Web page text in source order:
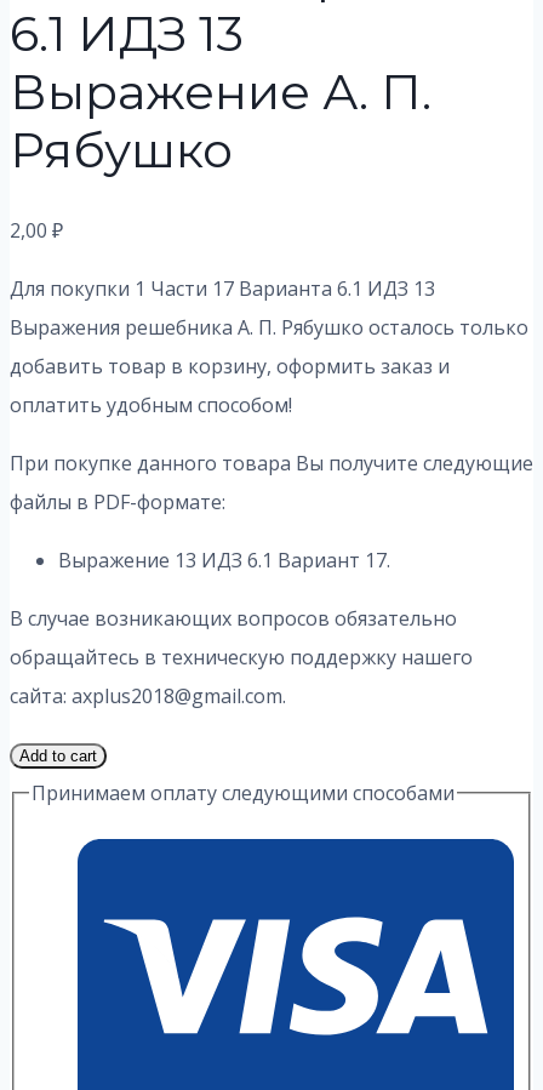
6.1 ИДЗ 13
Выражение А. П.
Рябушко
2,00 ₽
Для покупки 1 Части 17 Варианта 6.1 ИДЗ 13
Выражения решебника А. П. Рябушко осталось только
добавить товар в корзину, оформить заказ и
оплатить удобным способом!
При покупке данного товара Вы получите следующие
файлы в PDF-формате:
Выражение 13 ИДЗ 6.1 Вариант 17.
В случае возникающих вопросов обязательно
обращайтесь в техническую поддержку нашего
сайта: axplus2018@gmail.com.
1
Часть
Add to cart
Принимаем оплату следующими способами